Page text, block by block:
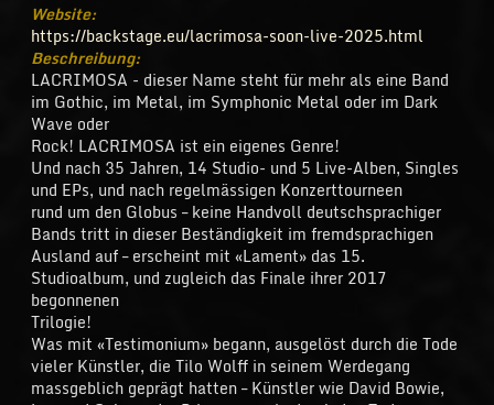
Website:
https://backstage.eu/lacrimosa-soon-live-2025.html
Beschreibung:
LACRIMOSA - dieser Name steht für mehr als eine Band
im Gothic, im Metal, im Symphonic Metal oder im Dark
Wave oder
Rock! LACRIMOSA ist ein eigenes Genre!
Und nach 35 Jahren, 14 Studio- und 5 Live-Alben, Singles
und EPs, und nach regelmässigen Konzerttourneen
rund um den Globus – keine Handvoll deutschsprachiger
Bands tritt in dieser Beständigkeit im fremdsprachigen
Ausland auf – erscheint mit «Lament» das 15.
Studioalbum, und zugleich das Finale ihrer 2017
begonnenen
Trilogie!
Was mit «Testimonium» begann, ausgelöst durch die Tode
vieler Künstler, die Tilo Wolff in seinem Werdegang
massgeblich geprägt hatten – Künstler wie David Bowie,